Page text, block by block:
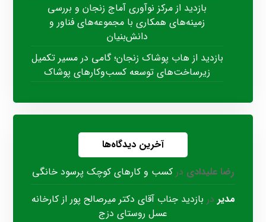
بازدید از مرکز نوآوری آماج زنجان و بررسی
زمینه‌های همکاری با مجموعه‌های فناور و
دانش‌بنیان
بازدید از هاب پوشاک زنجان؛ گامی در مسیر تکمیل
زیرساخت‌های توسعه کسب‌وکارهای پوشاک
آخرین دیدگاه‌ها
رضا علیدادی در کسب و کارهای کوچک پرسود خانگی
مدیر در بازدید جناب آقای دکتر میرصالح پور از کارخانه
عسل روستای دزج